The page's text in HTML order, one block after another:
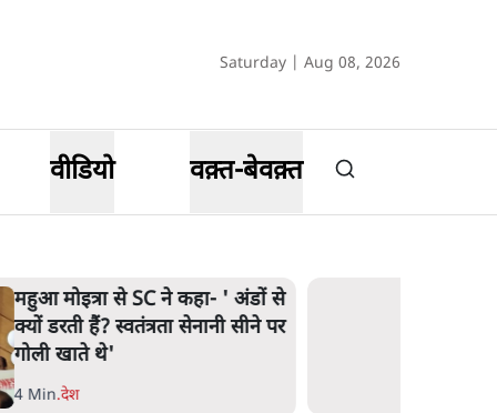
Saturday | Aug 08, 2026
वीडियो वक़्त-बेवक़्त
महुआ मोइत्रा से SC ने कहा- ' अंडों से
क्यों डरती हैं? स्वतंत्रता सेनानी सीने पर
गोली खाते थे'
4 Min.देश